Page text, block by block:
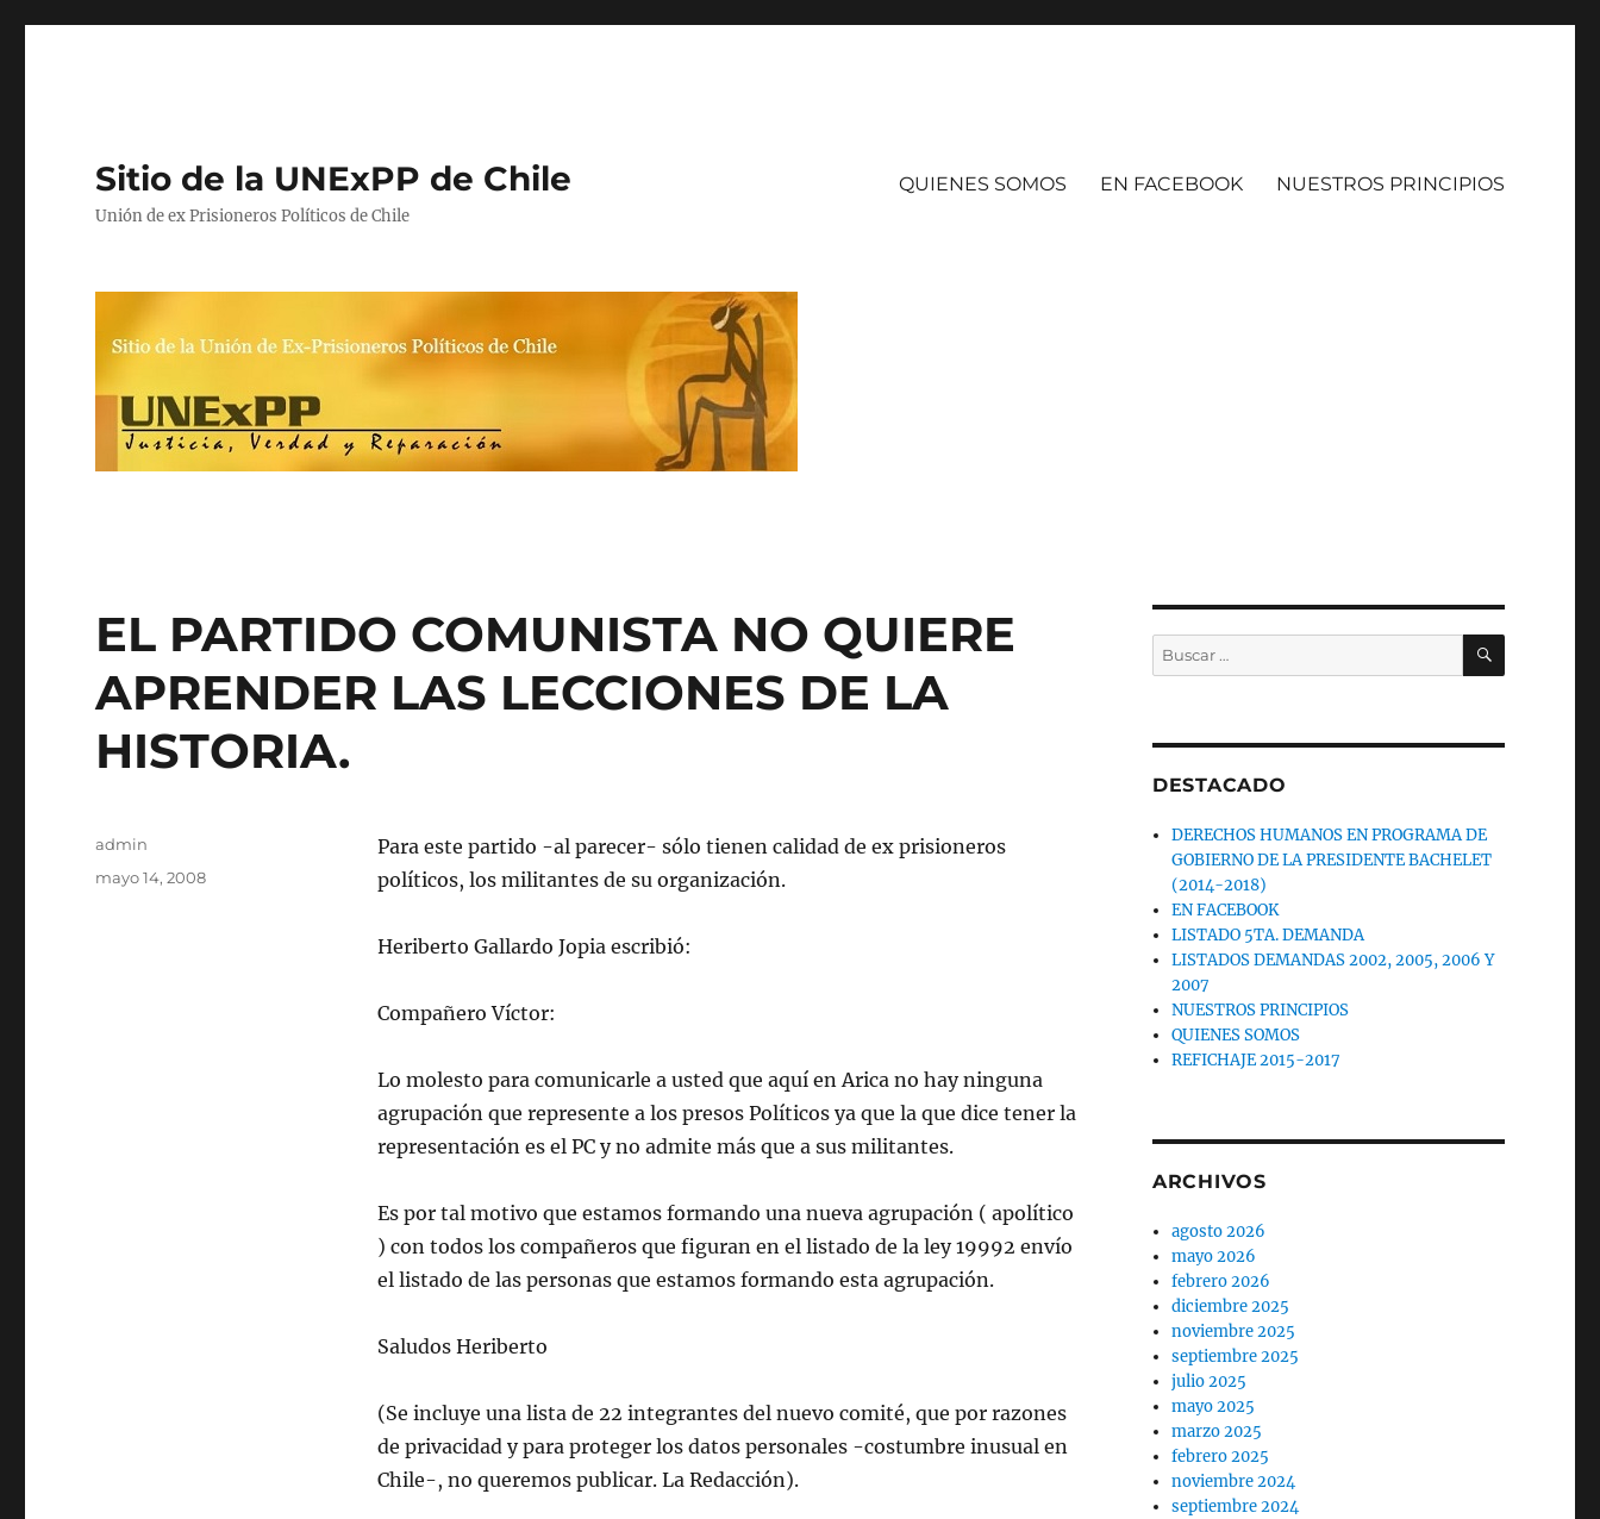
Sitio de la UNExPP de Chile
Unión de ex Prisioneros Políticos de Chile
QUIENES SOMOS EN FACEBOOK NUESTROS PRINCIPIOS
EL PARTIDO COMUNISTA NO QUIERE
APRENDER LAS LECCIONES DE LA
HISTORIA.
Para este partido -al parecer- sólo tienen calidad de ex prisioneros
políticos, los militantes de su organización.
Heriberto Gallardo Jopia escribió:
Compañero Víctor:
Lo molesto para comunicarle a usted que aquí en Arica no hay ninguna
agrupación que represente a los presos Políticos ya que la que dice tener la
representación es el PC y no admite más que a sus militantes.
Es por tal motivo que estamos formando una nueva agrupación ( apolítico
) con todos los compañeros que figuran en el listado de la ley 19992 envío
el listado de las personas que estamos formando esta agrupación.
Saludos Heriberto
(Se incluye una lista de 22 integrantes del nuevo comité, que por razones
de privacidad y para proteger los datos personales -costumbre inusual en
Chile-, no queremos publicar. La Redacción).
Autor
admin
Publicado
mayo 14, 2008
Buscar
por:
BUSCAR
DESTACADO
DERECHOS HUMANOS EN PROGRAMA DE
GOBIERNO DE LA PRESIDENTE BACHELET
(2014-2018)
EN FACEBOOK
LISTADO 5TA. DEMANDA
LISTADOS DEMANDAS 2002, 2005, 2006 Y
2007
NUESTROS PRINCIPIOS
QUIENES SOMOS
REFICHAJE 2015-2017
ARCHIVOS
agosto 2026
mayo 2026
febrero 2026
diciembre 2025
noviembre 2025
septiembre 2025
julio 2025
mayo 2025
marzo 2025
febrero 2025
noviembre 2024
septiembre 2024